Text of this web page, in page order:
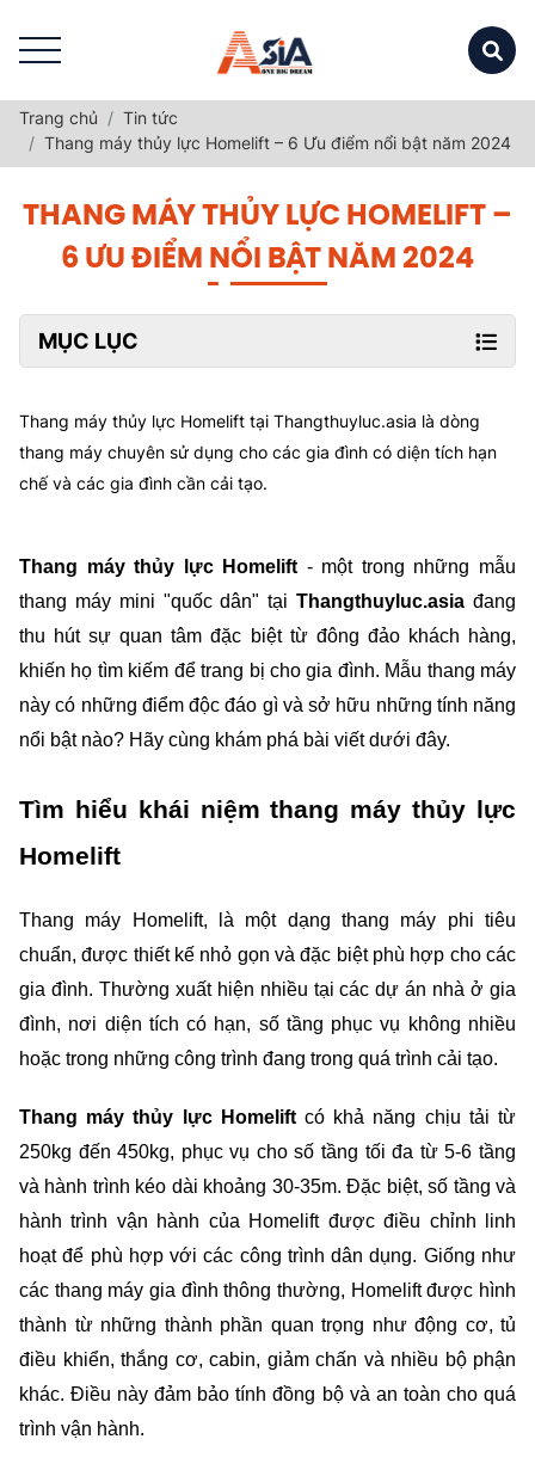
Trang chủ
Tin tức
Thang máy thủy lực Homelift – 6 Ưu điểm nổi bật năm 2024
THANG MÁY THỦY LỰC HOMELIFT –
6 ƯU ĐIỂM NỔI BẬT NĂM 2024
MỤC LỤC
Thang máy thủy lực Homelift tại Thangthuyluc.asia là dòng
thang máy chuyên sử dụng cho các gia đình có diện tích hạn
chế và các gia đình cần cải tạo.
Thang máy thủy lực Homelift - một trong những mẫu
thang máy mini "quốc dân" tại Thangthuyluc.asia đang
thu hút sự quan tâm đặc biệt từ đông đảo khách hàng,
khiến họ tìm kiếm để trang bị cho gia đình. Mẫu thang máy
này có những điểm độc đáo gì và sở hữu những tính năng
nổi bật nào? Hãy cùng khám phá bài viết dưới đây.
Tìm hiểu khái niệm thang máy thủy lực
Homelift
Thang máy Homelift, là một dạng thang máy phi tiêu
chuẩn, được thiết kế nhỏ gọn và đặc biệt phù hợp cho các
gia đình. Thường xuất hiện nhiều tại các dự án nhà ở gia
đình, nơi diện tích có hạn, số tầng phục vụ không nhiều
hoặc trong những công trình đang trong quá trình cải tạo.
Thang máy thủy lực Homelift có khả năng chịu tải từ
250kg đến 450kg, phục vụ cho số tầng tối đa từ 5-6 tầng
và hành trình kéo dài khoảng 30-35m. Đặc biệt, số tầng và
hành trình vận hành của Homelift được điều chỉnh linh
hoạt để phù hợp với các công trình dân dụng. Giống như
các thang máy gia đình thông thường, Homelift được hình
thành từ những thành phần quan trọng như động cơ, tủ
điều khiển, thắng cơ, cabin, giảm chấn và nhiều bộ phận
khác. Điều này đảm bảo tính đồng bộ và an toàn cho quá
trình vận hành.